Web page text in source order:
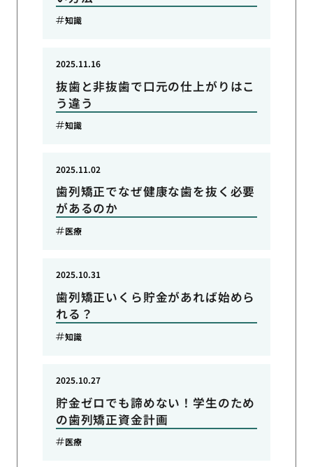
知識
抜歯と非抜歯で口元の仕上がりはこ
う違う
2025.11.16
知識
歯列矯正でなぜ健康な歯を抜く必要
があるのか
2025.11.02
医療
歯列矯正いくら貯金があれば始めら
れる？
2025.10.31
知識
貯金ゼロでも諦めない！学生のため
の歯列矯正資金計画
2025.10.27
医療